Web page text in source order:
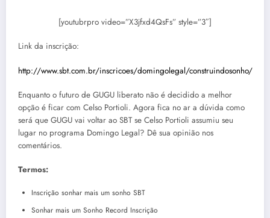
[youtubrpro video=”X3jfxd4QsFs” style=”3″]
Link da inscrição:
http://www.sbt.com.br/inscricoes/domingolegal/construindosonho/
Enquanto o futuro de GUGU liberato não é decidido a melhor
opção é ficar com Celso Portioli. Agora fica no ar a dúvida como
será que GUGU vai voltar ao SBT se Celso Portioli assumiu seu
lugar no programa Domingo Legal? Dê sua opinião nos
comentários.
Termos:
Inscrição sonhar mais um sonho SBT
Sonhar mais um Sonho Record Inscrição